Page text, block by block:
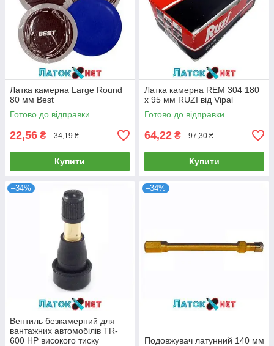
Латка камерна Large Round
80 мм Best
Готово до відправки
22,56 ₴ 34,19 ₴
Купити
Латка камерна REM 304 180
х 95 мм RUZI від Vipal
Готово до відправки
64,22 ₴ 97,30 ₴
Купити
–34%
Вентиль безкамерний для
вантажних автомобілів TR-
600 HP високого тиску
–34%
Подовжувач латунний 140 мм